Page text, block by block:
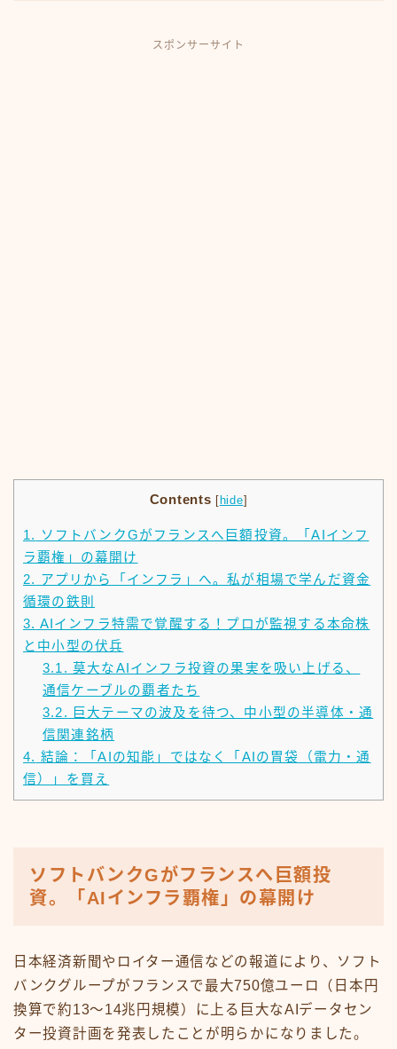
スポンサーサイト
Contents [ hide]
1.
ソフトバンクGがフランスへ巨額投資。「AIインフ
ラ覇権」の幕開け
2. アプリから「インフラ」へ。私が相場で学んだ資金
循環の鉄則
3. AIインフラ特需で覚醒する！プロが監視する本命株
と中小型の伏兵
3.1. 莫大なAIインフラ投資の果実を吸い上げる、
通信ケーブルの覇者たち
3.2.
巨大テーマの波及を待つ、中小型の半導体・通
信関連銘柄
4. 結論：「AIの知能」ではなく「AIの胃袋（電力・通
信）」を買え
ソフトバンクGがフランスへ巨額投
資。「AIインフラ覇権」の幕開け
日本経済新聞やロイター通信などの報道により、ソフト
バンクグループがフランスで最大750億ユーロ（日本円
換算で約13〜14兆円規模）に上る巨大なAIデータセン
ター投資計画を発表したことが明らかになりました。